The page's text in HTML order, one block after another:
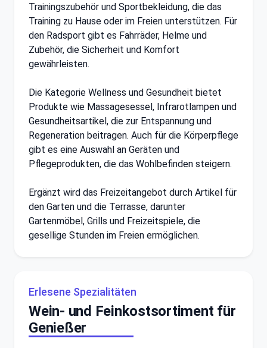
Trainingszubehör und Sportbekleidung, die das
Training zu Hause oder im Freien unterstützen. Für
den Radsport gibt es Fahrräder, Helme und
Zubehör, die Sicherheit und Komfort
gewährleisten.
Die Kategorie Wellness und Gesundheit bietet
Produkte wie Massagesessel, Infrarotlampen und
Gesundheitsartikel, die zur Entspannung und
Regeneration beitragen. Auch für die Körperpflege
gibt es eine Auswahl an Geräten und
Pflegeprodukten, die das Wohlbefinden steigern.
Ergänzt wird das Freizeitangebot durch Artikel für
den Garten und die Terrasse, darunter
Gartenmöbel, Grills und Freizeitspiele, die
gesellige Stunden im Freien ermöglichen.
Erlesene Spezialitäten
Wein- und Feinkostsortiment für
Genießer